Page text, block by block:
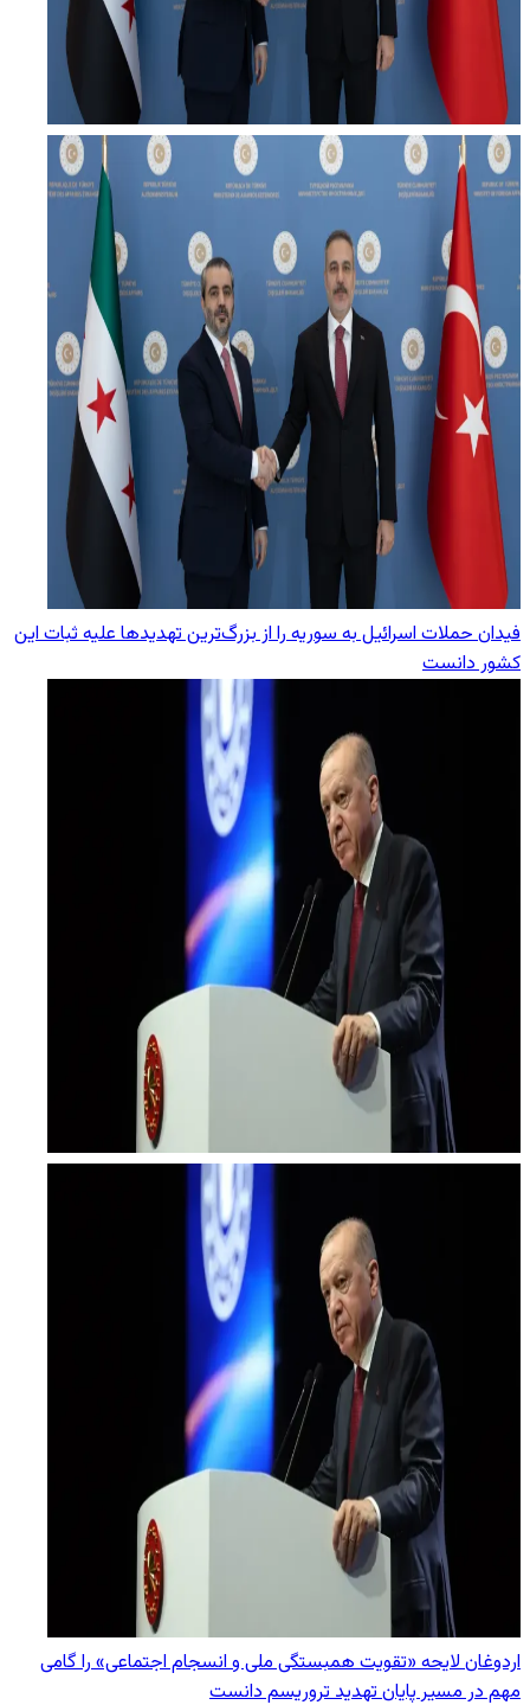
فیدان حملات اسرائیل به سوریه را از بزرگ‌ترین تهدیدها علیه ثبات این
کشور دانست
اردوغان لایحه «تقویت همبستگی ملی و انسجام اجتماعی» را گامی
مهم در مسیر پایان تهدید تروریسم دانست